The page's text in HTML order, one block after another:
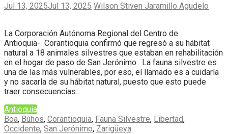
Jul 13, 2025Jul 13, 2025 Wilson Stiven Jaramillo Agudelo
La Corporación Autónoma Regional del Centro de
Antioquia- Corantioquia confirmó que regresó a su hábitat
natural a 18 animales silvestres que estaban en rehabilitación
en el hogar de paso de San Jerónimo. La fauna silvestre es
una de las más vulnerables, por eso, el llamado es a cuidarla
y no sacarla de su hábitat natural, puesto que esto puede
traer consecuencias…
Antioquia
Boa, Búhos, Corantioquia, Fauna Silvestre, Libertad,
Occidente, San Jerónimo, Zarigüeya